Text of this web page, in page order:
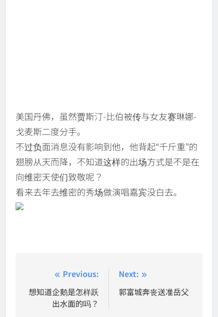
美国丹佛，虽然贾斯汀-比伯被传与女友赛琳娜-
戈麦斯二度分手。
不过负面消息没有影响到他，他背起“千斤重”的
翅膀从天而降，不知道这样的出场方式是不是在
向维密天使们致敬呢？
看来去年去维密的秀场做演唱嘉宾没白去。
navigation
Previous:
想知道企鹅是怎样跃
出水面的吗？
Next:
郭富城奔丧送准岳父